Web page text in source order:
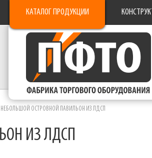
КАТАЛОГ ПРОДУКЦИИ
НЕБОЛЬШОЙ ОСТРОВНОЙ ПАВИЛЬОН ИЗ ЛДСП
ИЗ ЛДСП